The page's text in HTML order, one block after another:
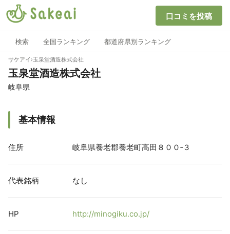
口コミを投稿
検索 全国ランキング 都道府県別ランキング
サケアイ ›玉泉堂酒造株式会社
玉泉堂酒造株式会社
岐阜県
基本情報
住所 岐阜県養老郡養老町高田８００‐３
代表銘柄 なし
HP http://minogiku.co.jp/